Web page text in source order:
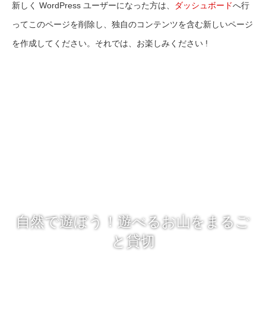
新しく WordPress ユーザーになった方は、 ダッシュボードへ行
ってこのページを削除し、独自のコンテンツを含む新しいページ
を作成してください。それでは、お楽しみください !
自然で遊ぼう！遊べるお山をまるご
と貸切